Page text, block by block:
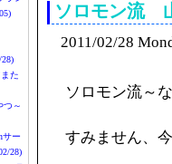
た
つ～
サー
28)
ソロモン流
2011/02/28
ソロモン流～
すみません、